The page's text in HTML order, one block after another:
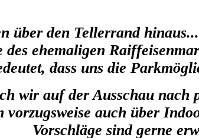
über den Tellerrand
des ehemaligen
dass uns die
wir auf der Ausschau nach
vorzugsweise auch über
Vorschläge sind gerne